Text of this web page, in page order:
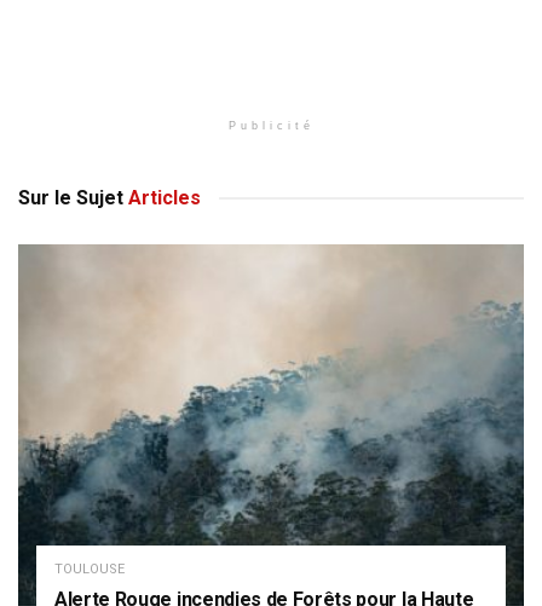
Publicité
Sur le Sujet Articles
TOULOUSE
Alerte Rouge incendies de Forêts pour la Haute